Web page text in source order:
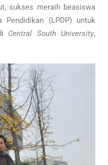
sukses meraih beasiswa
Pendidikan (LPDP) untuk
Central South University,